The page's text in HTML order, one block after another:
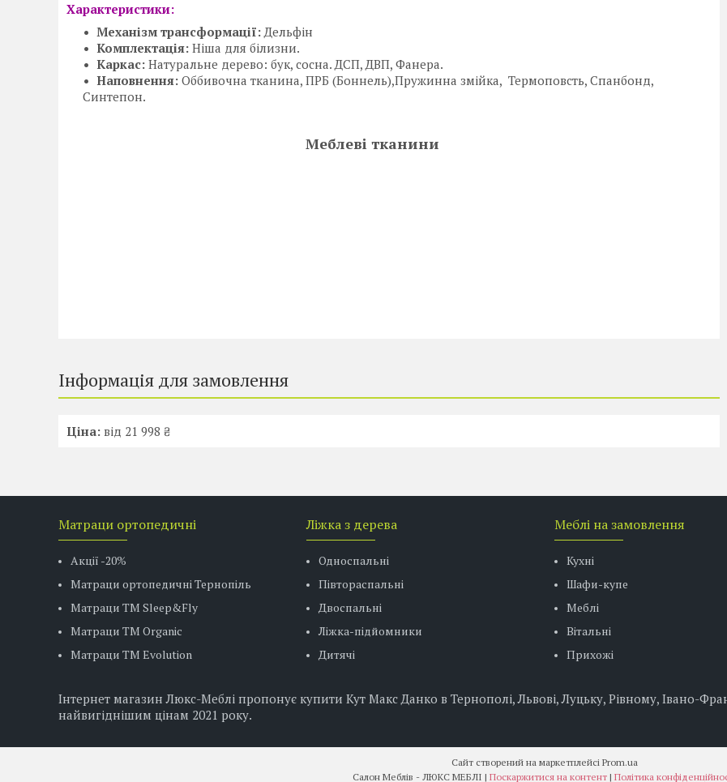
Характеристики:
Механізм трансформації:Дельфін
Комплектація: Ніша для білизни.
Каркас: Натуральне дерево: бук, сосна. ДСП, ДВП, Фанера.
Наповнення: Оббивочна тканина, ПРБ (Боннель),Пружинна змійка, Термоповсть, Спанбонд,
Синтепон.
Меблеві тканини
Інформація для замовлення
Ціна: від 21 998 ₴
Матраци ортопедичні
Акції -20%
Матраци ортопедичні Тернопіль
Матраци ТМ Sleep&Fly
Матраци TM Organic
Матраци ТМ Evolution
Ліжка з дерева
Односпальні
Півтораспальні
Двоспальні
Ліжка-підйомники
Дитячі
Меблі на замовлення
Кухні
Шафи-купе
Меблі
Вітальні
Прихожі
Інтернет магазин Люкс-Меблі пропонує купити Кут Макс Данко в Тернополі, Львові, Луцьку, Рівному, Івано-
найвигіднішим цінам 2021 року.
Сайт створений на маркетплейсі Prom.ua
Салон Меблів - ЛЮКС МЕБЛІ | Поскаржитися на контент | Політика